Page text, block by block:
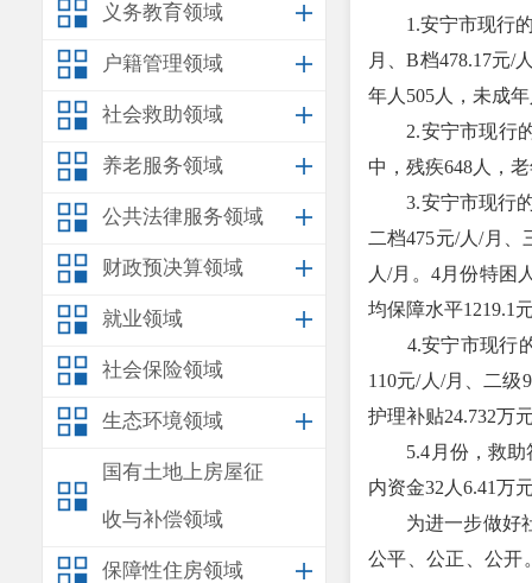
义务教育领域
户籍管理领域
社会救助领域
养老服务领域
公共法律服务领域
财政预决算领域
就业领域
社会保险领域
生态环境领域
国有土地上房屋征
收与补偿领域
保障性住房领域
1.安宁市现行的
月、B档478.17元/
年人505人，未成
2.安宁市现行的
中，残疾648人，
3.安宁市现行的
二档475元/人/月
人/月。4月份特困
均保障水平1219.1
4.安宁市现行的
110元/人/月、二级
护理补贴24.732万
5.4月份，救助符
内资金32人6.41万
为进一步做好社
公平、公正、公开